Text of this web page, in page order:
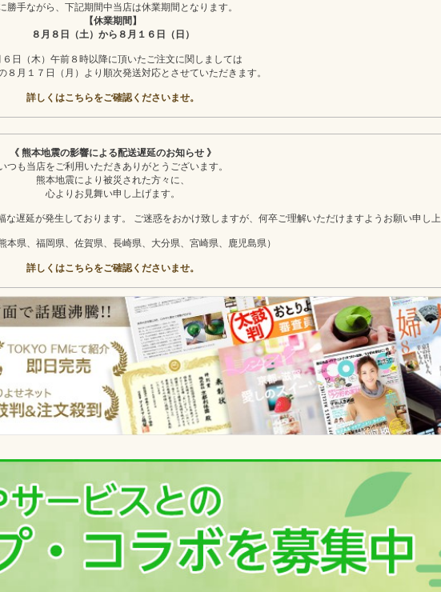
勝手ながら、下記期間中当店は休業期間となります。
【休業期間】
８月８日（土）から８月１６日（日）
６日（木）午前８時以降に頂いたご注文に関しましては
８月１７日（月）より順次発送対応とさせていただきます。
詳しくはこちらをご確認くださいませ。
《 熊本地震の影響による配送遅延のお知らせ 》
つも当店をご利用いただきありがとうございます。
熊本地震により被災された方々に、
心よりお見舞い申し上げます。
遅延が発生しております。 ご迷惑をおかけ致しますが、何卒ご理解いただけますようお願い申し上
本県、福岡県、佐賀県、長崎県、大分県、宮崎県、鹿児島県）
詳しくはこちらをご確認くださいませ。